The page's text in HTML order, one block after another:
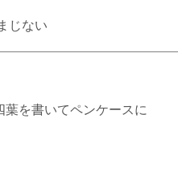
じない
葉を書いてペンケースに